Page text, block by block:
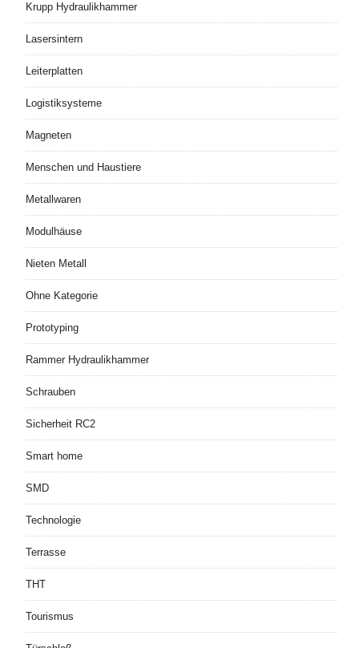
Krupp Hydraulikhammer
Lasersintern
Leiterplatten
Logistiksysteme
Magneten
Menschen und Haustiere
Metallwaren
Modulhäuse
Nieten Metall
Ohne Kategorie
Prototyping
Rammer Hydraulikhammer
Schrauben
Sicherheit RC2
Smart home
SMD
Technologie
Terrasse
THT
Tourismus